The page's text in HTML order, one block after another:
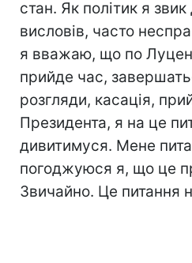
стан. Як політик я звик
висловів, часто
я вважаю, що по
прийде час,
розгляди, касація,
Президента, я на це
дивитимуся. Мене
погоджуюся я, що це
Звичайно. Це питання